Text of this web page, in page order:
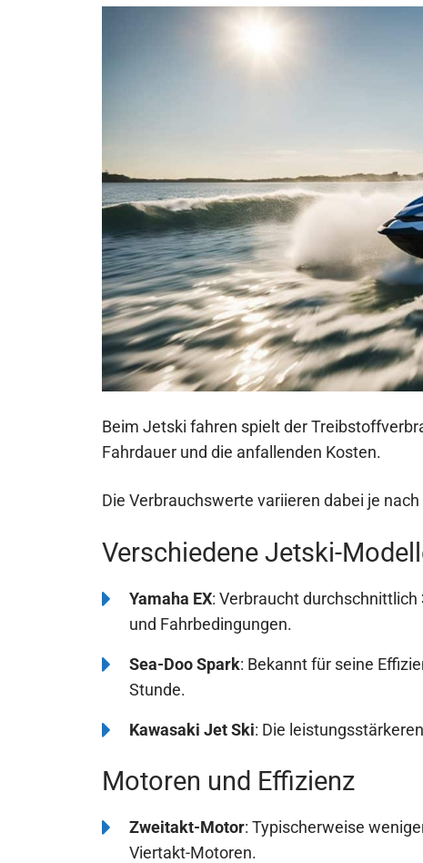
Beim Jetski fahren spielt der
Fahrdauer und die anfallenden Kosten.
Die Verbrauchswerte variieren dabei je
Verschiedene Jetski-
Yamaha EX: Verbraucht
und Fahrbedingungen.
Sea-Doo Spark: Bekannt für seine
Stunde.
Kawasaki Jet Ski: Die
Motoren und Effizienz
Zweitakt-Motor: Typischerweise
Viertakt-Motoren.